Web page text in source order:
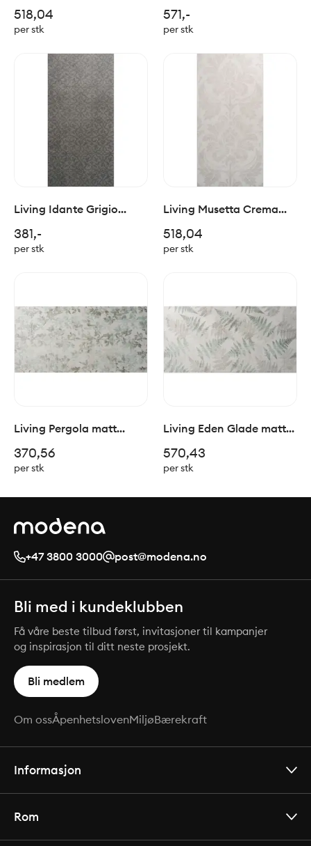
518,04
per stk
571,-
per stk
Living Idante Grigio
381,-
per stk
Living Musetta Crema
518,04
per stk
Living Pergola matt
370,56
per stk
Living Eden Glade matt
570,43
per stk
+47 3800 3000 post@modena.no
Bli med i kundeklubben
Få våre beste tilbud først, invitasjoner til kampanjer
og inspirasjon til ditt neste prosjekt.
Bli medlem
Om ossÅpenhetslovenMiljøBærekraft
Informasjon
Rom